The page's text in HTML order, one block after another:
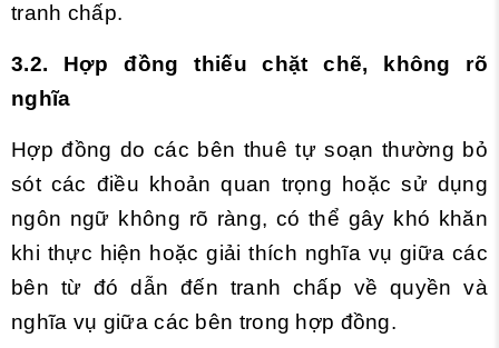
tranh chấp.
3.2. Hợp đồng thiếu chặt chẽ, không rõ
nghĩa
Hợp đồng do các bên thuê tự soạn thường bỏ
sót các điều khoản quan trọng hoặc sử dụng
ngôn ngữ không rõ ràng, có thể gây khó khăn
khi thực hiện hoặc giải thích nghĩa vụ giữa các
bên từ đó dẫn đến tranh chấp về quyền và
nghĩa vụ giữa các bên trong hợp đồng.